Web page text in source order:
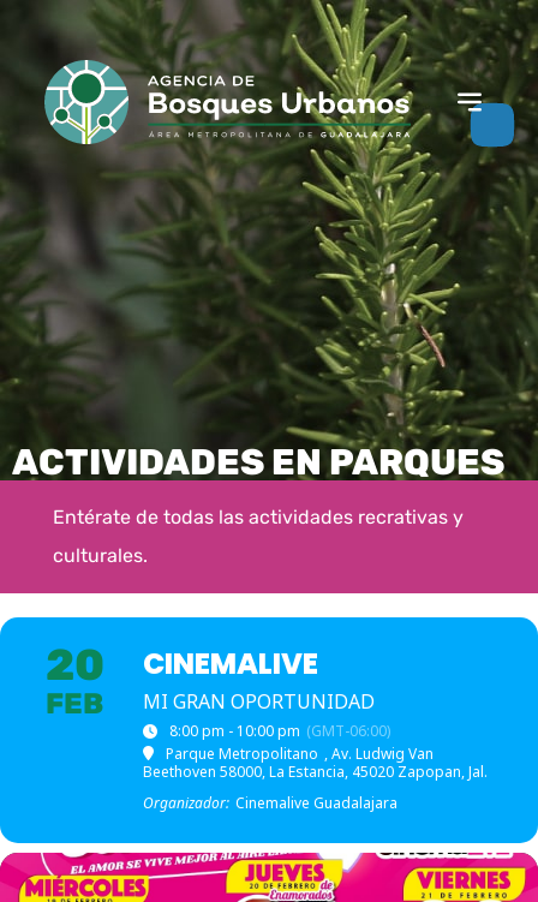
ACTIVIDADES EN PARQUES
Entérate de todas las actividades recrativas y
culturales.
20
FEB
CINEMALIVE
MI GRAN OPORTUNIDAD
8:00 pm - 10:00 pm (GMT-06:00)
Parque Metropolitano , Av. Ludwig Van
Beethoven 58000, La Estancia, 45020 Zapopan, Jal.
Organizador: Cinemalive Guadalajara